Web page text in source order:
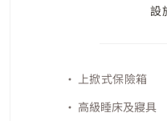
設
上掀式保險箱
高級睡床及寢具